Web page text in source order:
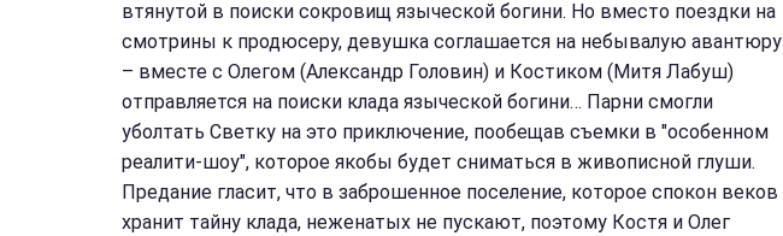
втянутой в поиски сокровищ языческой богини. Но вместо поездки на
смотрины к продюсеру, девушка соглашается на небывалую авантюру
– вместе с Олегом (Александр Головин) и Костиком (Митя Лабуш)
отправляется на поиски клада языческой богини… Парни смогли
уболтать Светку на это приключение, пообещав съемки в "особенном
реалити-шоу", которое якобы будет сниматься в живописной глуши.
Предание гласит, что в заброшенное поселение, которое спокон веков
хранит тайну клада, неженатых не пускают, поэтому Костя и Олег